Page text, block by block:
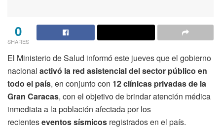
0
SHARES
El Ministerio de Salud informó este jueves que el gobierno
nacional activó la red asistencial del sector público en
todo el país, en conjunto con 12 clínicas privadas de la
Gran Caracas, con el objetivo de brindar atención médica
inmediata a la población afectada por los
recienteseventos sísmicos registrados en el país.